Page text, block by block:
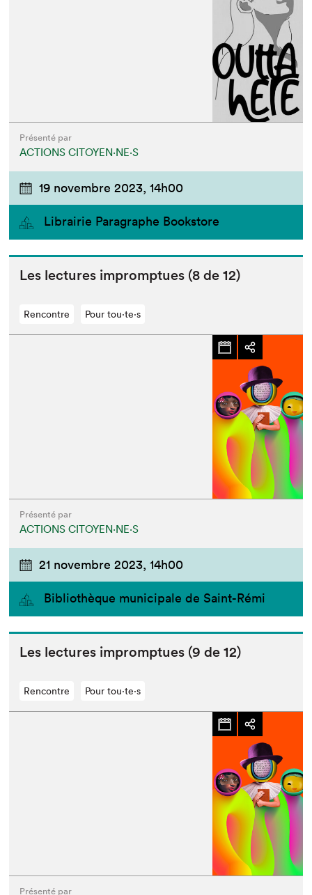
Présenté par
ACTIONS CITOYEN⋅NE⋅S
19 novembre 2023, 14h00
Librairie Paragraphe Bookstore
Les lec­tures impromptues (8 de12)
Rencontre Pour tou⋅te⋅s
Présenté par
ACTIONS CITOYEN⋅NE⋅S
21 novembre 2023, 14h00
Bibliothèque municipale de Saint-Rémi
Les lec­tures impromptues (9 de12)
Rencontre Pour tou⋅te⋅s
Présenté par